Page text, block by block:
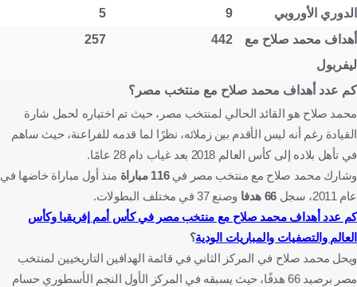
الدوري الأوروبي 9
5
أهداف محمد صلاح مع
ليفربول
442
257
كم عدد أهداف محمد صلاح مع منتخب مصر؟
محمد صلاح هو القائد الحالي لمنتخب مصر، حيث تم اختياره لحمل شارة
القيادة رغم أنه ليس الأقدم بين زملائه، نظرًا لما قدمه للفراعنة، حيث ساهم
في تأهل بلاده إلى كأس العالم 2018 بعد غياب دام 28 عامًا.
وشارك محمد صلاح مع منتخب مصر في116 مباراة
منذ أول مباراة خاضها في
عام 2011، سجل
66 هدفا
وصنع 37 في مختلف البطولات.
كم عدد أهداف محمد صلاح مع منتخب مصر في كأس أمم إفريقيا وكأس
العالم والتصفيات والمباريات الودية؟
ويحل محمد صلاح في المركز الثاني في قائمة الهدافين التاريخيين لمنتخب
مصر برصيد 66 هدفًا، حيث يسبقه في المركز الأول النجم الأسطوري حسام